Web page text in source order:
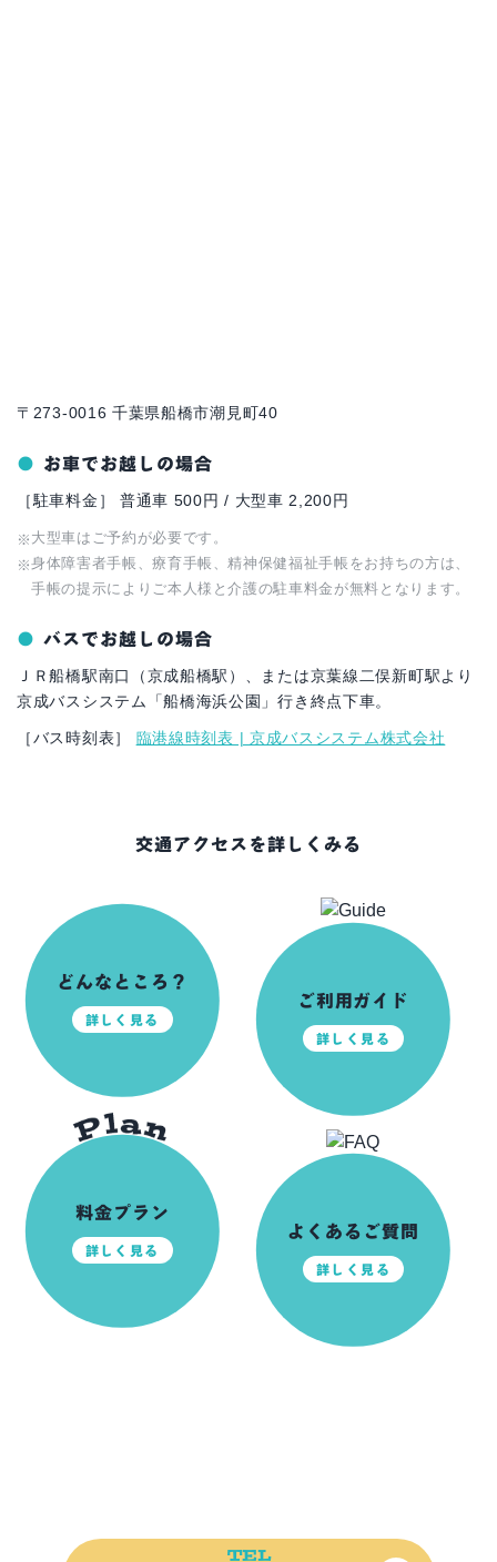
〒273-0016 千葉県船橋市潮見町40
お車でお越しの場合
［駐車料金］ 普通車 500円 / 大型車 2,200円
大型車はご予約が必要です。
身体障害者手帳、療育手帳、精神保健福祉手帳をお持ちの方は、
手帳の提示によりご本人様と介護の駐車料金が無料となります。
バスでお越しの場合
ＪＲ船橋駅南口（京成船橋駅）、または京葉線二俣新町駅より
京成バスシステム「船橋海浜公園」行き終点下車。
［バス時刻表］ 臨港線時刻表 | 京成バスシステム株式会社
交通アクセスを詳しくみる
どんなところ？
詳しく見る
ご利用ガイド
詳しく見る
料金プラン
詳しく見る
よくあるご質問
詳しく見る
TEL